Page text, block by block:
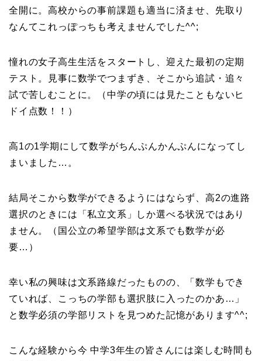
全開に。高校からの事前課題も適当に済ませ、先取り
なんてこれっぽっちも考えませんでした^^;
憧れの女子高生生活をスタートし、迎えた最初の定期
テスト。見事に数学でつまずき、そこから追試・追々
試で苦しむことに。（中学の頃には見たこともないヒ
ドイ点数！！）
高1の1学期にして数学がちんぷんかんぷんになってし
まいました…。
結局そこから数学ができるようにはならず、高2の進路
選択のときには「私立文系」しか選べる状況ではあり
ません。（国公立の希望学部は文系でも数学が必
要…）
幸い私の興味は文系路線だったものの、「数学もでき
ていれば、こっちの学部も選択肢に入ったのかあ…」
と数学必須の学部リストを見つめた記憶があります^^;
こんな経験から今 中学3年生の皆さんには楽しむ時間も